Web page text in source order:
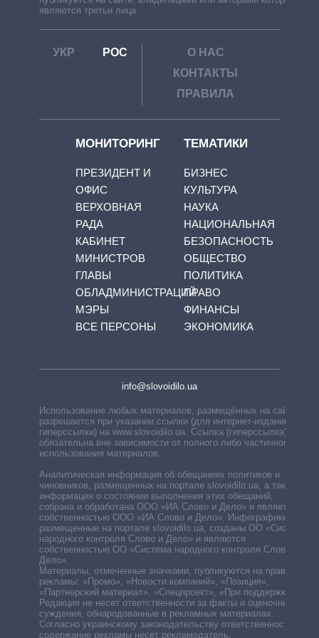
являются третьи лица.
УКР РОС
О НАС
КОНТАКТЫ
ПРАВИЛА
МОНИТОРИНГ
ПРЕЗИДЕНТ И
ОФИС
ВЕРХОВНАЯ
РАДА
КАБИНЕТ
МИНИСТРОВ
ГЛАВЫ
ОБЛАДМИНИСТРАЦИЙ
МЭРЫ
ВСЕ ПЕРСОНЫ
ТЕМАТИКИ
БИЗНЕС
КУЛЬТУРА
НАУКА
НАЦИОНАЛЬНАЯ
БЕЗОПАСНОСТЬ
ОБЩЕСТВО
ПОЛИТИКА
ПРАВО
ФИНАНСЫ
ЭКОНОМИКА
info@slovoidilo.ua
Использование любых материалов, размещённых на сайте,
разрешается при указании ссылки (для интернет-изданий —
гиперссылки) на www.slovoidilo.ua. Ссылка (гиперссылка)
обязательна вне зависимости от полного либо частичного
использования материалов.
Аналитическая информация об обещаниях политиков и
чиновников, размещенных на портале slovoidilo.ua, а также
информация о состоянии выполнения этих обещаний,
собрана и обработана ООО «ИА Слово и Дело» и является
собственностью ООО «ИА Слово и Дело». Инфографики,
размещенные на портале slovoidilo.ua, созданы ОО «Система
народного контроля Слово и Дело» и являются
собственностью ОО «Система народного контроля Слово и
Дело».
Материалы, отмеченные значками, публикуются на правах
рекламы: «Промо», «Новости компаний», «Позиция»,
«Партнерский материал», «Спецпроект», «При поддержке».
Редакция не несет ответственности за факты и оценочные
суждения, обнародованные в рекламных материалах.
Согласно украинскому законодательству ответственность за
содержание рекламы несет рекламодатель.